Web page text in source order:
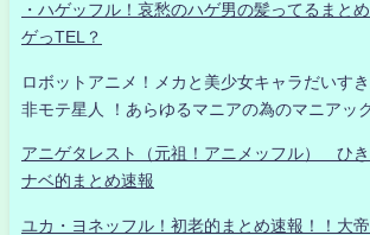
・ハゲッフル！哀愁のハゲ男の髪ってるまと
ゲっTEL？
ロボットアニメ！メカと美少女キャラだいす
非モテ星人 ！あらゆるマニアの為のマニアッ
アニゲタレスト（元祖！アニメッフル） ひ
ナベ的まとめ速報
ユカ・ヨネッフル！初老的まとめ速報！！大